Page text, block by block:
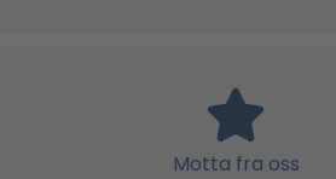
Motta fra oss